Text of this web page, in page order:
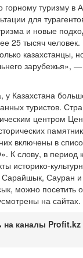
горному туризму в
для
и новые
25 тысяч
казахстанцы,
зарубежья», —
у Казахстана
туристов.
центром
включены в
К слову, в период
историко-
Сарайшык, Сауран
можно посетить
на сайтах.
каналы Profit.kz